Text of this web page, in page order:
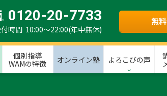
0120-20-7733
時間 10:00～22:00(年中無休)
無
個別指導
WAMの特徴
オンライン塾 よろこびの声